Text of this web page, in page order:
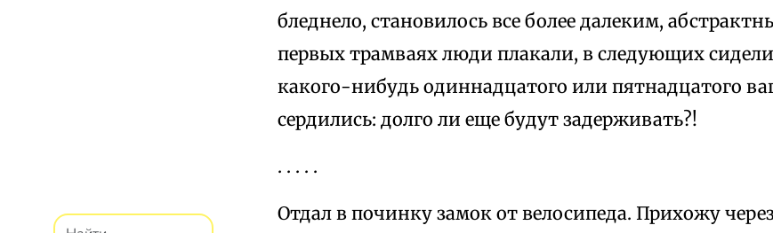
бледнело, становилось все более далеким,
первых трамваях люди плакали, в следующих
какого-нибудь одиннадцатого или пятнадцатого
сердились: долго ли еще будут задерживать?!
. . . . .
Отдал в починку замок от велосипеда. Прихожу